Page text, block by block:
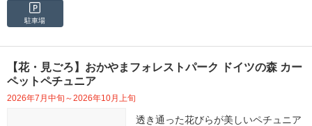
駐車場
【花・見ごろ】おかやまフォレストパーク ドイツの森 カー
ペットペチュニア
2026年7月中旬～2026年10月上旬
透き通った花びらが美しいペチュニア